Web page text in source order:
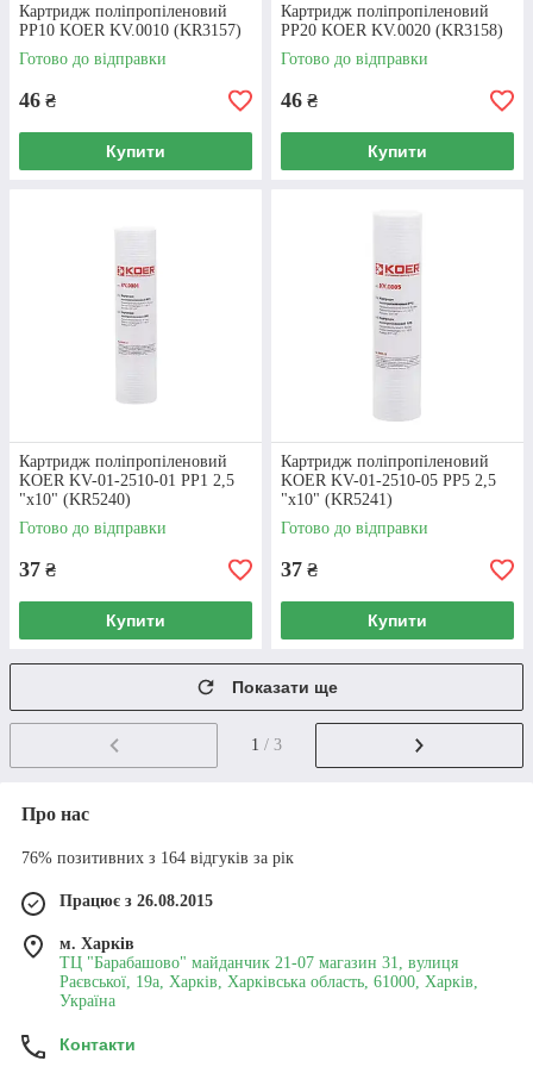
Розрахунок
ви можете розрахувати на пошті в момент
отримання фільтрів.
У Харкові забрати будь-який товар можна
пункти здійснюється Новою поштою, Делівері та
ДОСТАВКА І ОПЛАТА
Картридж поліпропіленовий
PP10 KOER KV.0010 (KR3157)
Готово до відправки
46 ₴
Купити
Картридж поліпропіленовий
PP20 KOER KV.0020 (KR3158)
Готово до відправки
46 ₴
Купити
Картридж поліпропіленовий
KOER KV-01-2510-01 PP1 2,5
"х10" (KR5240)
Готово до відправки
37 ₴
Купити
Картридж поліпропіленовий
KOER KV-01-2510-05 PP5 2,5
"х10" (KR5241)
Готово до відправки
37 ₴
Купити
Показати ще
1 / 3
Про нас
76% позитивних з 164 відгуків за рік
Працює з 26.08.2015
м. Харків
ТЦ "Барабашово" майданчик 21-07 магазин 31, вулиця
Раєвської, 19а, Харків, Харківська область, 61000, Харків,
Україна
Контакти